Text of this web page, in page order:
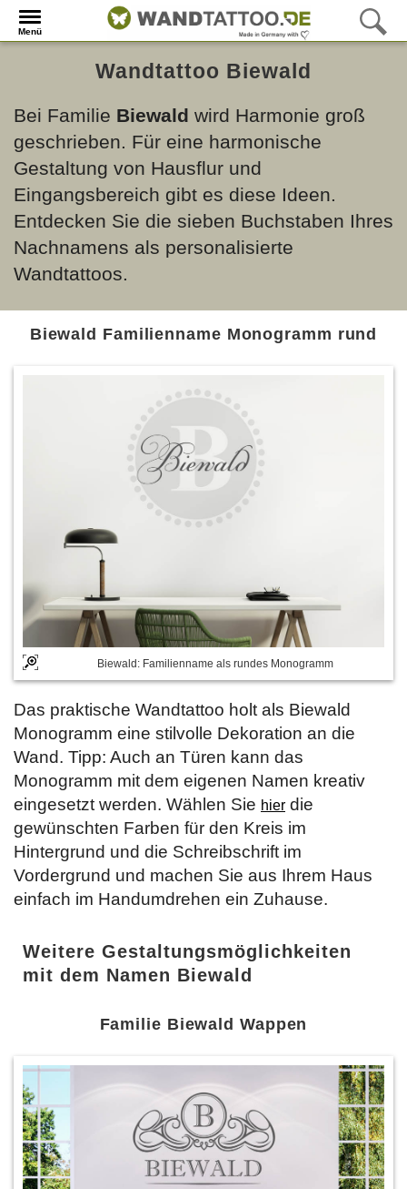
Menü
Wandtattoo Biewald
Bei Familie Biewald wird Harmonie groß
geschrieben. Für eine harmonische
Gestaltung von Hausflur und
Eingangsbereich gibt es diese Ideen.
Entdecken Sie die sieben Buchstaben Ihres
Nachnamens als personalisierte
Wandtattoos.
Biewald Familienname Monogramm rund
Biewald: Familienname als rundes Monogramm
Das praktische Wandtattoo holt als Biewald
Monogramm eine stilvolle Dekoration an die
Wand. Tipp: Auch an Türen kann das
Monogramm mit dem eigenen Namen kreativ
eingesetzt werden. Wählen Sie hier die
gewünschten Farben für den Kreis im
Hintergrund und die Schreibschrift im
Vordergrund und machen Sie aus Ihrem Haus
einfach im Handumdrehen ein Zuhause.
Weitere Gestaltungsmöglichkeiten
mit dem Namen Biewald
Familie Biewald Wappen